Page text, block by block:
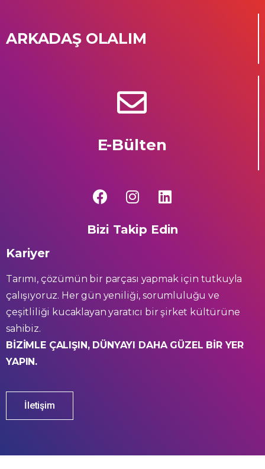
ARKADAŞ OLALIM
E-Bülten
Bizi Takip Edin
Kariyer
Tarımı, çözümün bir parçası yapmak için tutkuyla
çalışıyoruz. Her gün yeniliği, sorumluluğu ve
çeşitliliği kucaklayan yaratıcı bir şirket kültürüne
sahibiz.
BİZİMLE ÇALIŞIN, DÜNYAYI DAHA GÜZEL BİR YER
YAPIN.
İletişim